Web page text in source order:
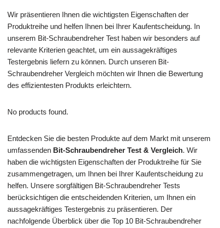
Wir präsentieren Ihnen die wichtigsten Eigenschaften der
Produktreihe und helfen Ihnen bei Ihrer Kaufentscheidung. In
unserem Bit-Schraubendreher Test haben wir besonders auf
relevante Kriterien geachtet, um ein aussagekräftiges
Testergebnis liefern zu können. Durch unseren Bit-
Schraubendreher Vergleich möchten wir Ihnen die Bewertung
des effizientesten Produkts erleichtern.
No products found.
Entdecken Sie die besten Produkte auf dem Markt mit unserem
umfassenden Bit-Schraubendreher Test & Vergleich. Wir
haben die wichtigsten Eigenschaften der Produktreihe für Sie
zusammengetragen, um Ihnen bei Ihrer Kaufentscheidung zu
helfen. Unsere sorgfältigen Bit-Schraubendreher Tests
berücksichtigen die entscheidenden Kriterien, um Ihnen ein
aussagekräftiges Testergebnis zu präsentieren. Der
nachfolgende Überblick über die Top 10 Bit-Schraubendreher